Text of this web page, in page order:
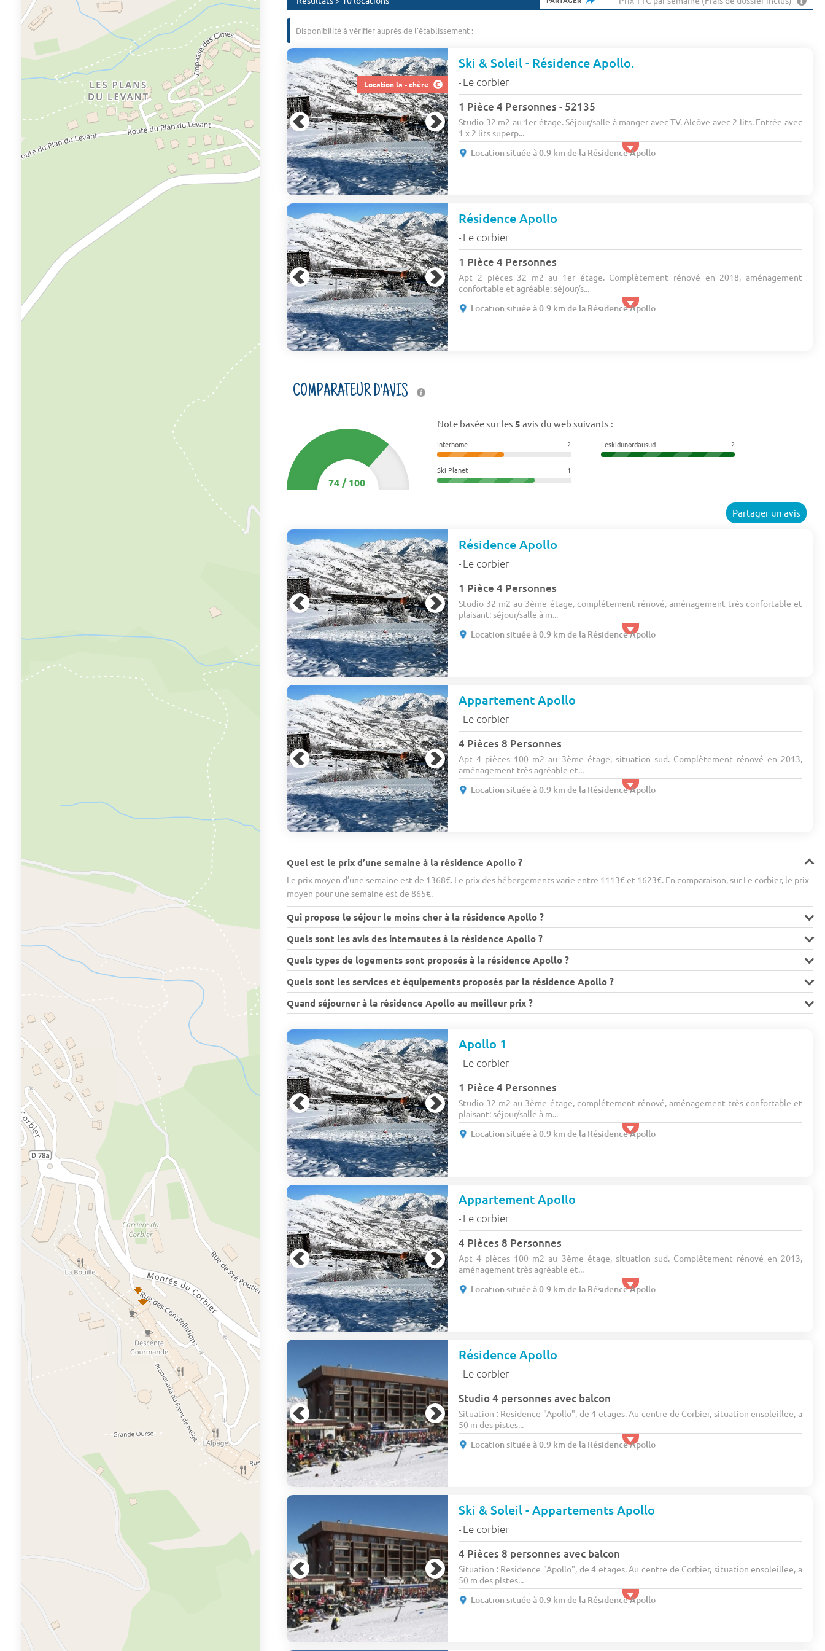
Disponibilité à vérifier auprès de l'établissement :
Location la - chère
Ski & Soleil - Résidence Apollo.
- Le corbier
1 Pièce 4 Personnes - 52135
Studio 32 m2 au 1er étage. Séjour/salle à manger avec TV. Alcôve avec 2 lits. Entrée avec
1 x 2 lits superp...
Location située à 0.9 km de la Résidence Apollo
Résidence Apollo
- Le corbier
1 Pièce 4 Personnes
Apt 2 pièces 32 m2 au 1er étage. Complètement rénové en 2018, aménagement
confortable et agréable: séjour/s...
Location située à 0.9 km de la Résidence Apollo
COMPARATEUR D'AVIS
74/100
Note basée sur les 5 avis du web suivants :
Interhome 2 Leskidunordausud 2
Ski Planet 1
Partager un avis
Résidence Apollo
- Le corbier
1 Pièce 4 Personnes
Studio 32 m2 au 3ème étage, complétement rénové, aménagement très confortable et
plaisant: séjour/salle à m...
Location située à 0.9 km de la Résidence Apollo
Appartement Apollo
- Le corbier
4 Pièces 8 Personnes
Apt 4 pièces 100 m2 au 3ème étage, situation sud. Complètement rénové en 2013,
aménagement très agréable et...
Location située à 0.9 km de la Résidence Apollo
Quel est le prix d’une semaine à la résidence Apollo ?
Le prix moyen d’une semaine est de 1368€. Le prix des hébergements varie entre 1113€ et 1623€. En comparaison, sur Le corbier, le prix
moyen pour une semaine est de 865€.
Qui propose le séjour le moins cher à la résidence Apollo ?
Quels sont les avis des internautes à la résidence Apollo ?
Quels types de logements sont proposés à la résidence Apollo ?
Quels sont les services et équipements proposés par la résidence Apollo ?
Quand séjourner à la résidence Apollo au meilleur prix ?
Apollo 1
- Le corbier
1 Pièce 4 Personnes
Studio 32 m2 au 3ème étage, complétement rénové, aménagement très confortable et
plaisant: séjour/salle à m...
Location située à 0.9 km de la Résidence Apollo
Appartement Apollo
- Le corbier
4 Pièces 8 Personnes
Apt 4 pièces 100 m2 au 3ème étage, situation sud. Complètement rénové en 2013,
aménagement très agréable et...
Location située à 0.9 km de la Résidence Apollo
Résidence Apollo
- Le corbier
Studio 4 personnes avec balcon
Situation : Residence "Apollo", de 4 etages. Au centre de Corbier, situation ensoleillee, a
50 m des pistes...
Location située à 0.9 km de la Résidence Apollo
Ski & Soleil - Appartements Apollo
- Le corbier
4 Pièces 8 personnes avec balcon
Situation : Residence "Apollo", de 4 etages. Au centre de Corbier, situation ensoleillee, a
50 m des pistes...
Location située à 0.9 km de la Résidence Apollo